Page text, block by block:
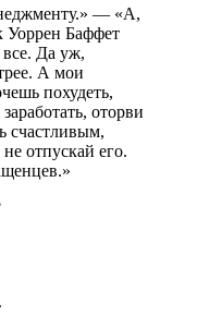
— «А,
Уоррен Баффет
все. Да уж,
А мои
похудеть,
оторви
счастливым,
отпускай его.